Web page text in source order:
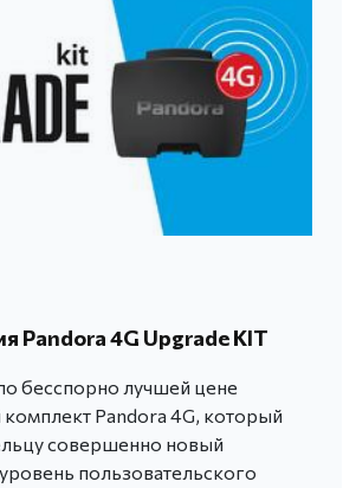
Pandora 4G Upgrade KIT
бесспорно лучшей цене
Pandora 4G, который
совершенно новый
пользовательского